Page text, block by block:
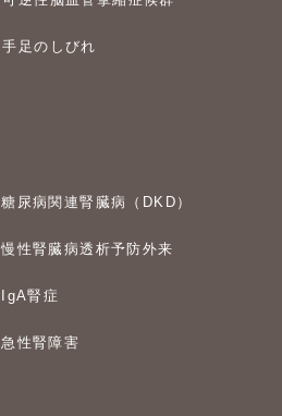
手足のしびれ
糖尿病関連腎臓病（DKD）
慢性腎臓病透析予防外来
IgA腎症
急性腎障害